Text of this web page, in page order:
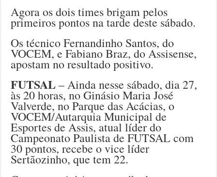
Agora os dois times brigam pelos
primeiros pontos na tarde deste sábado.
Os técnico Fernandinho Santos, do
VOCEM, e Fabiano Braz, do Assisense,
apostam no resultado positivo.
FUTSAL– Ainda nesse sábado, dia 27,
às 20 horas, no Ginásio Maria José
Valverde, no Parque das Acácias, o
VOCEM/Autarquia Municipal de
Esportes de Assis, atual líder do
Campeonato Paulista de FUTSAL com
30 pontos, recebe o vice líder
Sertãozinho, que tem 22.